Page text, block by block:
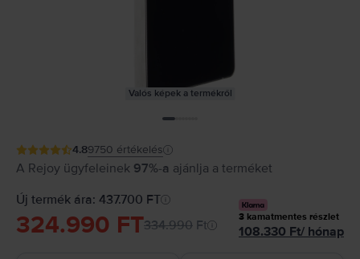
Valós képek a termékről
4.89750 értékelés
A Rejoy ügyfeleinek 97%-a ajánlja a terméket
Új termék ára: 437.700 FT
324.990 FT334.990 Ft
3 kamatmentes részlet
108.330 Ft/ hónap